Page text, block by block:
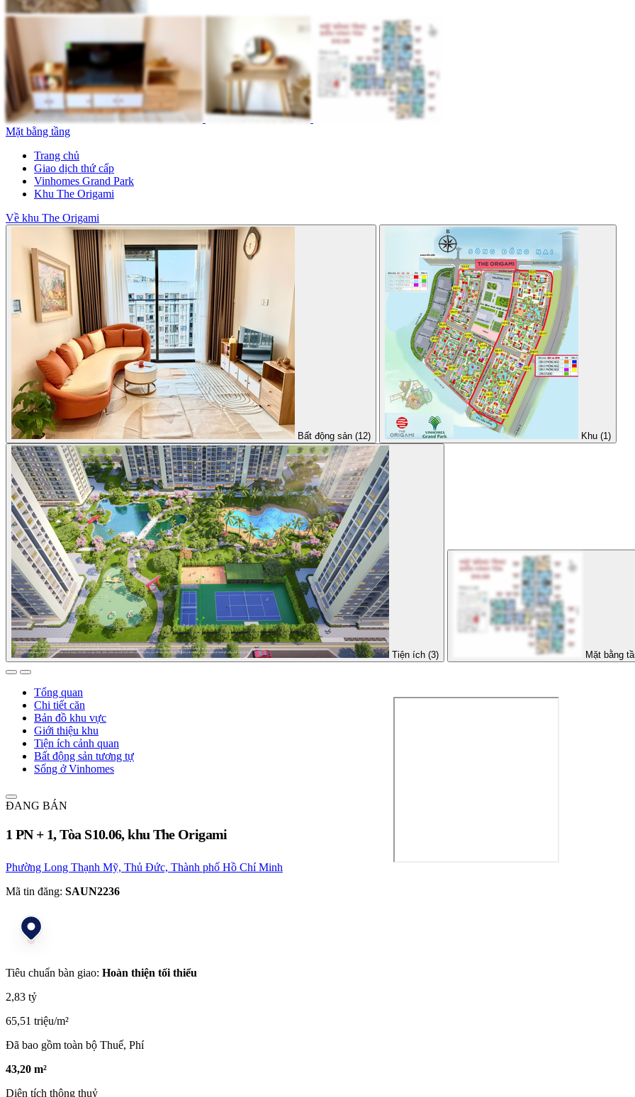
Mặt bằng tầng
Trang chủ
Giao dịch thứ cấp
Vinhomes Grand Park
Khu The Origami
Về khu The Origami
Bất động sản (12) Khu (1)
Tiện ích (3) Mặt bằng
Tổng quan
Chi tiết căn
Bản đồ khu vực
Giới thiệu khu
Tiện ích cảnh quan
Bất động sản tương tự
Sống ở Vinhomes
ĐANG BÁN
1 PN + 1, Tòa S10.06, khu The Origami
Phường Long Thạnh Mỹ, Thủ Đức, Thành phố Hồ Chí Minh
Mã tin đăng: SAUN2236
Tiêu chuẩn bàn giao: Hoàn thiện tối thiểu
2,83 tỷ
65,51 triệu/m²
Đã bao gồm toàn bộ Thuế, Phí
43,20 m²
Diện tích thông thuỷ